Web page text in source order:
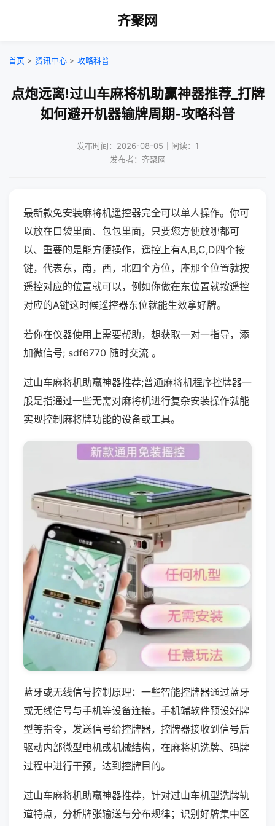
齐聚网
首页 > 资讯中心 > 攻略科普
点炮远离!过山车麻将机助赢神器推荐_打牌
如何避开机器输牌周期-攻略科普
发布时间：2026-08-05｜阅读：1
发布者：齐聚网
最新款免安装麻将机遥控器完全可以单人操作。你可
以放在口袋里面、包包里面，只要您方便放哪都可
以、重要的是能方便操作，遥控上有A,B,C,D四个按
键，代表东，南，西，北四个方位，座那个位置就按
遥控对应的位置就可以，例如你做在东位置就按遥控
对应的A键这时候遥控器东位就能生效拿好牌。
若你在仪器使用上需要帮助，想获取一对一指导，添
加微信号; sdf6770 随时交流 。
过山车麻将机助赢神器推荐;普通麻将机程序控牌器一
般是指通过一些无需对麻将机进行复杂安装操作就能
实现控制麻将牌功能的设备或工具。
蓝牙或无线信号控制原理：一些智能控牌器通过蓝牙
或无线信号与手机等设备连接。手机端软件预设好牌
型等指令，发送信号给控牌器，控牌器接收到信号后
驱动内部微型电机或机械结构，在麻将机洗牌、码牌
过程中进行干预，达到控牌目的。
过山车麻将机助赢神器推荐，针对过山车机型洗牌轨
道特点，分析牌张输送与分布规律；识别好牌集中区